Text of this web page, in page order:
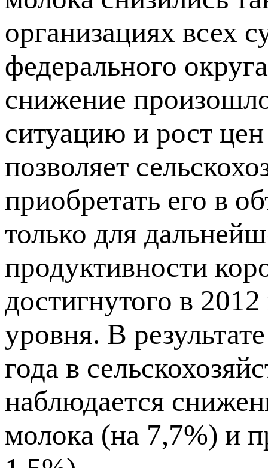
организациях всех
федерального
снижение
ситуацию и рост
позволяет
приобретать его в
только для
продуктивности
достигнутого в
уровня. В
года в
наблюдается
молока (на 7,7%) и